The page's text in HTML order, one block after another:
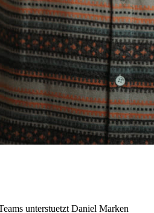
unterstuetzt Daniel Marken